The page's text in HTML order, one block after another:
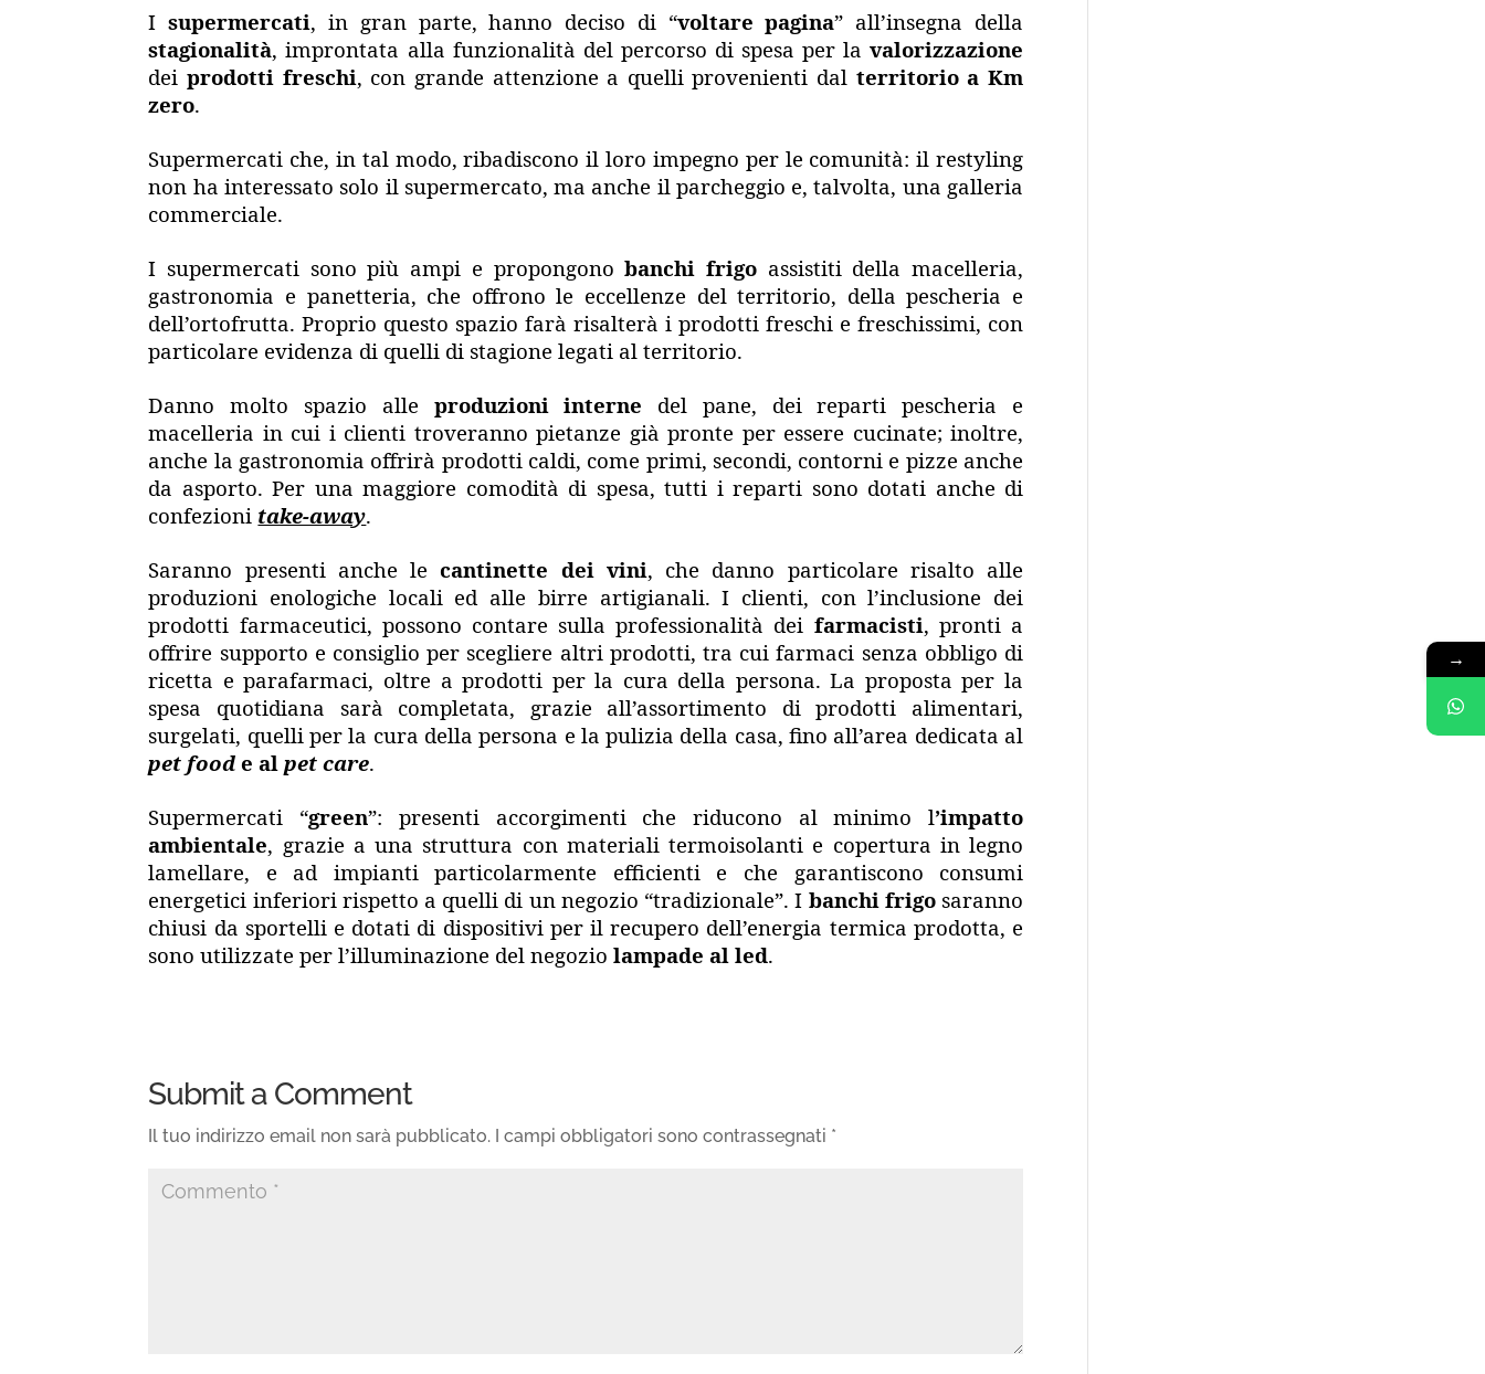
Isupermercati, in gran parte, hanno deciso di “voltare pagina” all’insegna della
stagionalità, improntata alla funzionalità del percorso di spesa per lavalorizzazione
deiprodotti freschi, con grande attenzione a quelli provenienti dal territorio a Km
zero.
Supermercati che, in tal modo, ribadiscono il loro impegno per le comunità: il restyling
non ha interessato solo il supermercato, ma anche il parcheggio e, talvolta, una galleria
commerciale.
I supermercati sono più ampi e propongonobanchi frigoassistiti della macelleria,
gastronomia e panetteria, che offrono le eccellenze del territorio, della pescheria e
dell’ortofrutta. Proprio questo spazio farà risalterà i prodotti freschi e freschissimi, con
particolare evidenza di quelli di stagione legati al territorio.
Danno molto spazio alle produzioni interne del pane, dei reparti pescheria e
macelleria in cui i clienti troveranno pietanze già pronte per essere cucinate; inoltre,
anche la gastronomia offrirà prodotti caldi, come primi, secondi, contorni e pizze anche
da asporto. Per una maggiore comodità di spesa, tutti i reparti sono dotati anche di
confezioni take-away.
Saranno presenti anche le cantinette dei vini, che danno particolare risalto alle
produzioni enologiche locali ed alle birre artigianali. I clienti, con l’inclusione dei
prodotti farmaceutici, possono contare sulla professionalità dei farmacisti, pronti a
offrire supporto e consiglio per scegliere altri prodotti, tra cui farmaci senza obbligo di
ricetta e parafarmaci, oltre a prodotti per la cura della persona. La proposta per la
spesa quotidiana sarà completata, grazie all’assortimento di prodotti alimentari,
surgelati, quelli per la cura della persona e la pulizia della casa, fino all’area dedicata al
pet food e alpet care.
Supermercati “green”: presenti accorgimenti che riducono al minimo l’impatto
ambientale, grazie a una struttura con materiali termoisolanti e copertura in legno
lamellare, e ad impianti particolarmente efficienti e che garantiscono consumi
energetici inferiori rispetto a quelli di un negozio “tradizionale”. I banchi frigosaranno
chiusi da sportelli e dotati di dispositivi per il recupero dell’energia termica prodotta, e
sono utilizzate per l’illuminazione del negoziolampade al led.
Submit a Comment
Il tuo indirizzo email non sarà pubblicato. I campi obbligatori sono contrassegnati *
→